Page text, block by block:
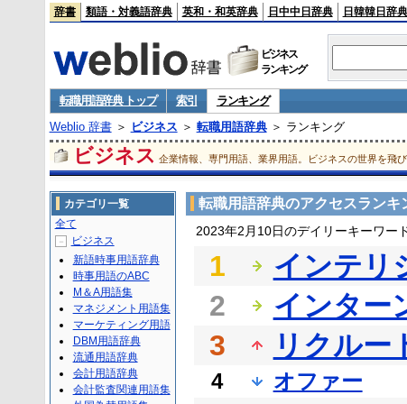
辞書 類語・対義語辞典 英和・和英辞典 日中中日辞典 日韓韓日辞典
ビジネス
ランキング
転職用語辞典 トップ 索引
ランキング
Weblio 辞書＞ ビジネス ＞ 転職用語辞典＞ ランキング
ビジネス 企業情報、専門用語、業界用語。ビジネスの世界を飛び
転職用語辞典のアクセスランキ
2023年2月10日のデイリーキーワー
1
インテリ
2
インター
3
リクルー
4
オファー
カテゴリ一覧
全て
－
ビジネス
新語時事用語辞典
時事用語のABC
M＆A用語集
マネジメント用語集
マーケティング用語
DBM用語辞典
流通用語辞典
会計用語辞典
会計監査関連用語集